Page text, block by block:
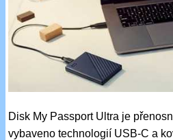
Disk My Passport Ultra je
vybaveno technologií USB-C a